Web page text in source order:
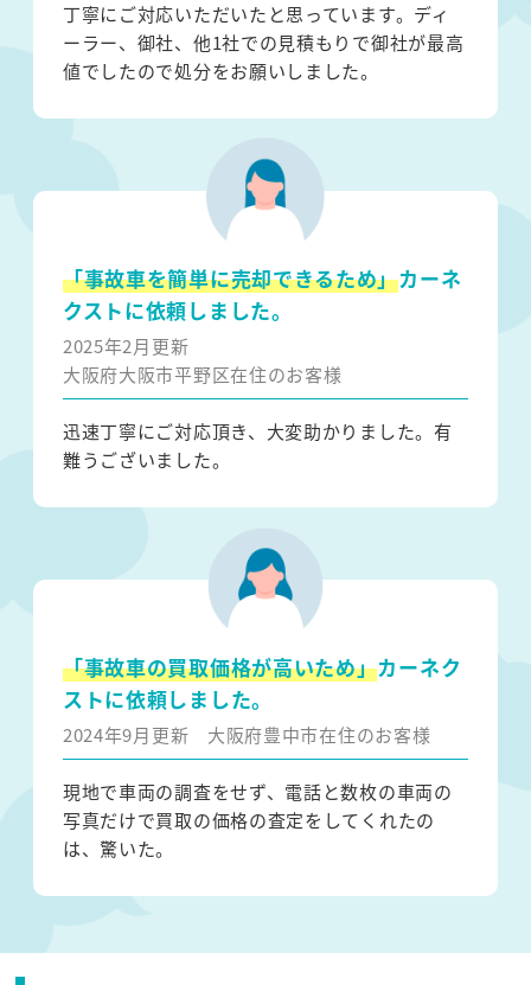
丁寧にご対応いただいたと思っています。ディ
ーラー、御社、他1社での見積もりで御社が最高
値でしたので処分をお願いしました。
「事故車を簡単に売却できるため」カーネ
クストに依頼しました。
2025年2月更新
大阪府大阪市平野区在住のお客様
迅速丁寧にご対応頂き、大変助かりました。有
難うございました。
「事故車の買取価格が高いため」カーネク
ストに依頼しました。
2024年9月更新 大阪府豊中市在住のお客様
現地で車両の調査をせず、電話と数枚の車両の
写真だけで買取の価格の査定をしてくれたの
は、驚いた。